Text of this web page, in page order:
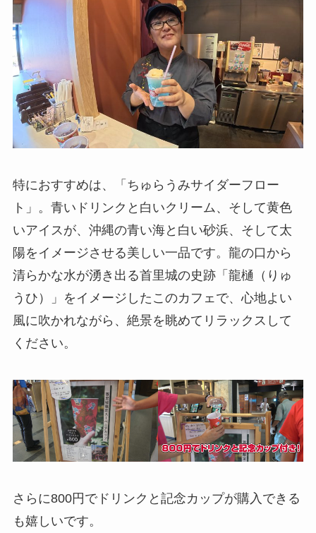
特におすすめは、「ちゅらうみサイダーフロー
ト」。青いドリンクと白いクリーム、そして黄色
いアイスが、沖縄の青い海と白い砂浜、そして太
陽をイメージさせる美しい一品です。龍の口から
清らかな水が湧き出る首里城の史跡「龍樋（りゅ
うひ）」をイメージしたこのカフェで、心地よい
風に吹かれながら、絶景を眺めてリラックスして
ください。
さらに800円でドリンクと記念カップが購入できる
も嬉しいです。